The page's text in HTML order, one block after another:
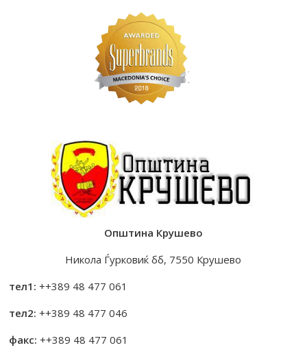
Општина Крушево
Никола Ѓурковиќ бб, 7550 Крушево
тел1: ++389 48 477 061
тел2: ++389 48 477 046
факс: ++389 48 477 061